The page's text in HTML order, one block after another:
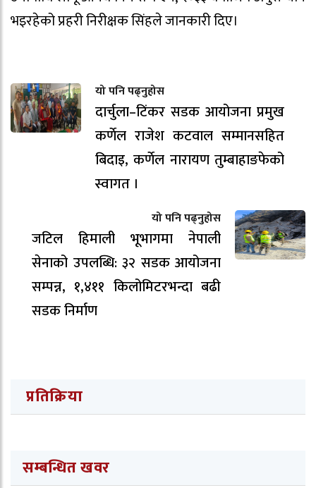
भइरहेको प्रहरी निरीक्षक सिंहले जानकारी दिए।
यो पनि पढ्नुहोस
दार्चुला–टिंकर सडक आयोजना प्रमुख
कर्णेल राजेश कटवाल सम्मानसहित
बिदाइ, कर्णेल नारायण तुम्बाहाङफेको
स्वागत ।
यो पनि पढ्नुहोस
जटिल हिमाली भूभागमा नेपाली
सेनाको उपलब्धि: ३२ सडक आयोजना
सम्पन्न, १,४११ किलोमिटरभन्दा बढी
सडक निर्माण
प्रतिक्रिया
सम्बन्धित खवर